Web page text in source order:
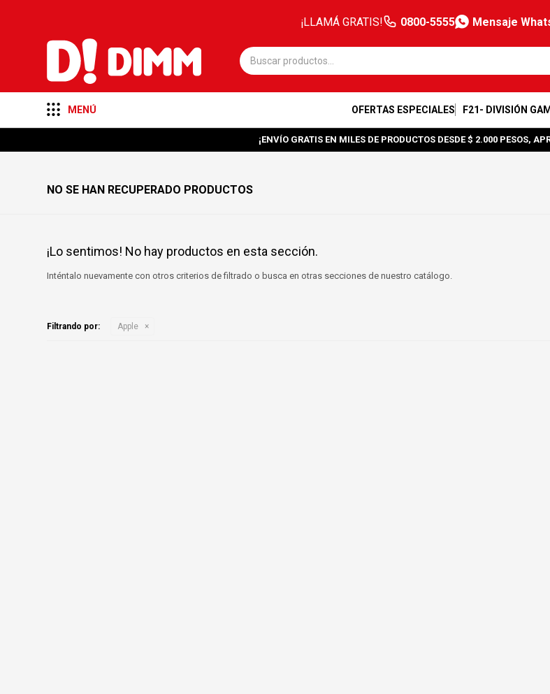
¡LLAMÁ GRATIS! 0800-5555 Mensaje
MENÚ OFERTAS ESPECIALES F21- DIVISIÓN
¡ENVÍO GRATIS EN MILES DE PRODUCTOS DESDE $ 2.000 PESOS,
NO SE HAN RECUPERADO PRODUCTOS
¡Lo sentimos! No hay productos en esta sección.
Inténtalo nuevamente con otros criterios de filtrado o busca en otras secciones de nuestro catálogo.
Filtrando por: Apple